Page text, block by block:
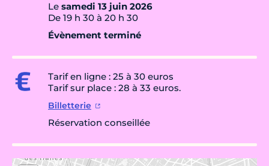
Le samedi 13 juin 2026
De 19 h 30 à 20 h 30
Évènement terminé
Tarif en ligne : 25 à 30 euros
Tarif sur place : 28 à 33 euros.
Billetterie
Réservation conseillée